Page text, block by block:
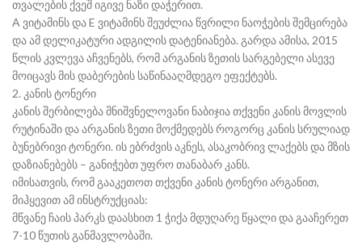
თვალების ქვეშ იგივე ნაზი დაჭერით.
A ვიტამინს და E ვიტამინს შეუძლია წვრილი ნაოჭების შემცირება
და ამ დელიკატური ადგილის დატენიანება. გარდა ამისა, 2015
წლის კვლევა აჩვენებს, რომ არგანის ზეთის სარგებელი ასევე
მოიცავს მის დაბერების საწინააღმდეგო ეფექტებს.
2. კანის ტონერი
კანის შერბილება მნიშვნელოვანი ნაბიჯია თქვენი კანის მოვლის
რუტინაში და არგანის ზეთი მოქმედებს როგორც კანის სრულიად
ბუნებრივი ტონერი. ის ებრძვის აკნეს, ასაკობრივ ლაქებს და მზის
დაზიანებებს – განიჭებთ უფრო თანაბარ კანს.
იმისათვის, რომ გააკეთოთ თქვენი კანის ტონერი არგანით,
მიჰყევით ამ ინსტრუქციას:
მწვანე ჩაის პარკს დაასხით 1 ჭიქა მდუღარე წყალი და გააჩერეთ
7-10 წუთის განმავლობაში.